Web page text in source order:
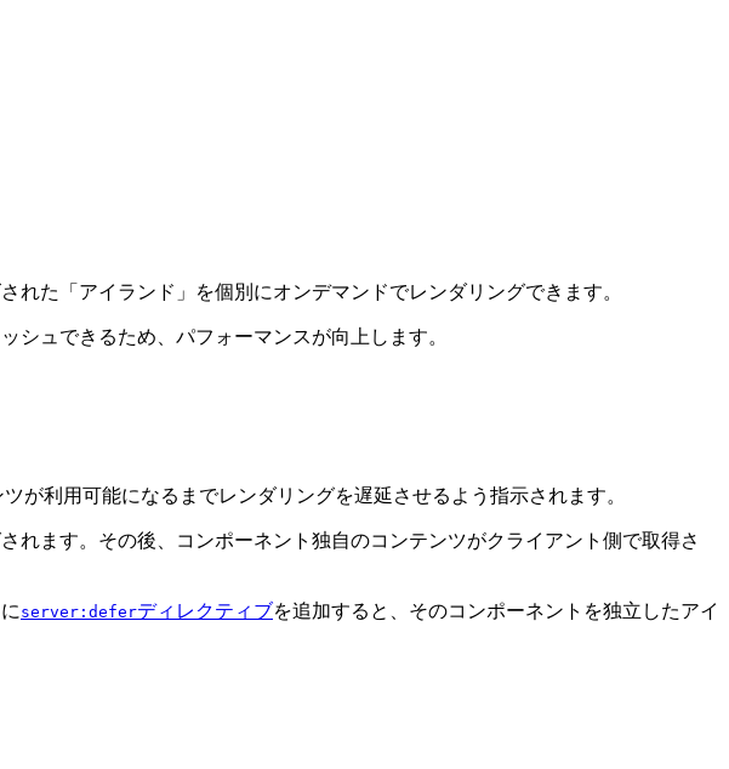
た「アイランド」を個別にオンデマンドでレンダリングできます。
シュできるため、パフォーマンスが向上します。
が利用可能になるまでレンダリングを遅延させるよう指示されます。
れます。その後、コンポーネント独自のコンテンツがクライアント側で取得さ
server:deferディレクティブを追加すると、そのコンポーネントを独立したアイ